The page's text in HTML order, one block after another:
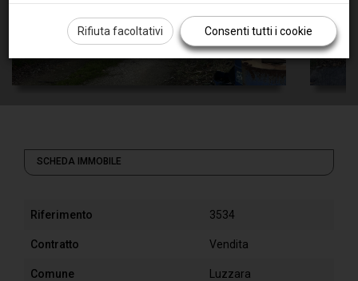
Rifiuta facoltativi Consenti tutti i cookie
SCHEDA IMMOBILE
Riferimento 3534
Contratto Vendita
Comune Luzzara